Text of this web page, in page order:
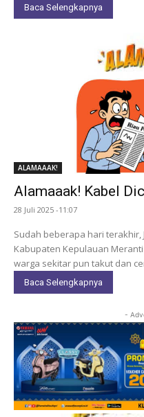
Baca Selengkapnya
ALAMAAAK!
Alamaaak! Kabel
28 Juli 2025 -11:07
Sudah beberapa hari terakhir,
Kabupaten Kepulauan
warga sekitar pun takut dan
Baca Selengkapnya
-